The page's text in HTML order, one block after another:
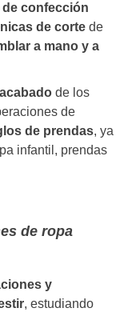
confección
de corte de
a mano y a
de los
de
de prendas, ya
infantil, prendas
de ropa
y
, estudiando